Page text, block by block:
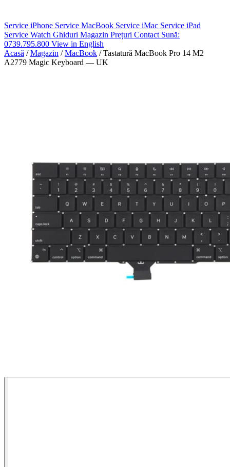
Service iPhone Service MacBook Service iMac Service iPad
Service Watch Ghiduri Magazin Prețuri Contact Sună:
0739.795.800 View in English
Acasă / Magazin / MacBook / Tastatură MacBook Pro 14 M2
A2779 Magic Keyboard — UK